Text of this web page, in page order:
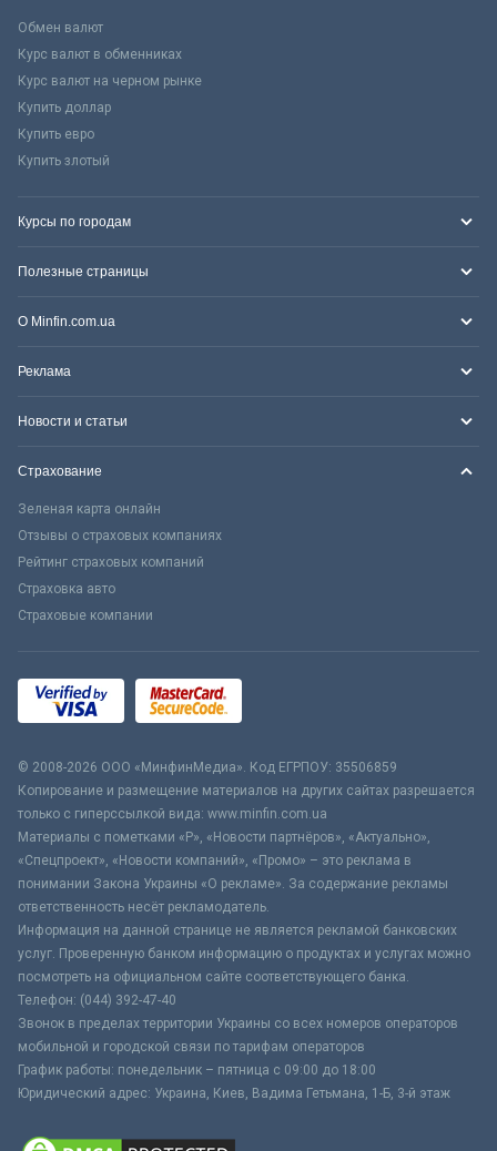
Обмен валют
Курс валют в обменниках
Курс валют на черном рынке
Купить доллар
Купить евро
Купить злотый
Курсы по городам
Полезные страницы
О Minfin.com.ua
Реклама
Новости и статьи
Страхование
Зеленая карта онлайн
Отзывы о страховых компаниях
Рейтинг страховых компаний
Страховка авто
Страховые компании
© 2008-2026 ООО «МинфинМедиа». Код ЕГРПОУ: 35506859
Копирование и размещение материалов на других сайтах разрешается
только с гиперссылкой вида: www.minfin.com.ua
Материалы с пометками «Р», «Новости партнёров», «Актуально»,
«Спецпроект», «Новости компаний», «Промо» – это реклама в
понимании Закона Украины «О рекламе». За содержание рекламы
ответственность несёт рекламодатель.
Информация на данной странице не является рекламой банковских
услуг. Проверенную банком информацию о продуктах и услугах можно
посмотреть на официальном сайте соответствующего банка.
Телефон: (044) 392-47-40
Звонок в пределах территории Украины со всех номеров операторов
мобильной и городской связи по тарифам операторов
График работы: понедельник – пятница с 09:00 до 18:00
Юридический адрес: Украина, Киев, Вадима Гетьмана, 1-Б, 3-й этаж